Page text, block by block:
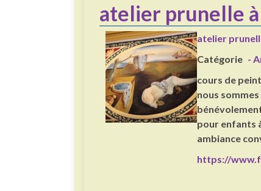
atelier prunelle à
atelier
Catégorie -
cours de
nous
pour enfants
ambiance
https://